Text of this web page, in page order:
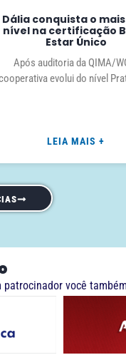
Dália conquista o
nível na certificação
Estar Único
Após auditoria da QIMA/
evolui do nível
LEIA MAIS +
patrocinador você